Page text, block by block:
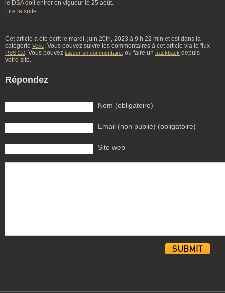
le DSA doit entrer en vigueur le 25 août.
Lire la suite …
Cet article à été écrit le mardi, juin 20th, 2023 à 9 h 22 min et est dans la
catégorie Veille. Vous pouvez suivre les commentaires à cet article via le flux
RSS 2.0. Vous pouvez laisser un commentaire, ou faire un trackback depuis
votre site.
Répondez
Nom (obligatoire)
Email (non publié) (obligatoire)
Site web